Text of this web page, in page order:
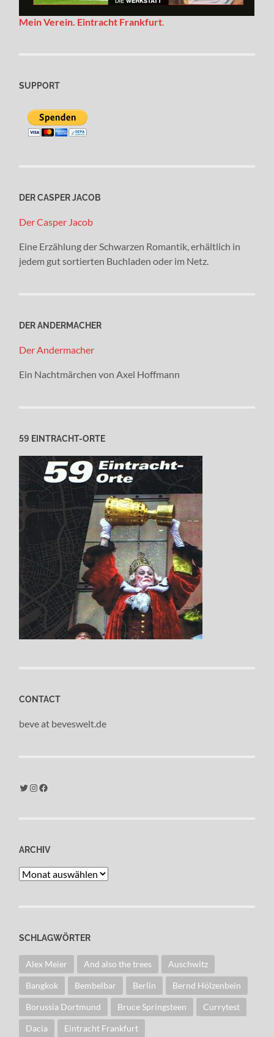
Mein Verein. Eintracht Frankfurt.
SUPPORT
DER CASPER JACOB
Der Casper Jacob
Eine Erzählung der Schwarzen Romantik, erhältlich in
jedem gut sortierten Buchladen oder im Netz.
DER ANDERMACHER
Der Andermacher
Ein Nachtmärchen von Axel Hoffmann
59 EINTRACHT-ORTE
CONTACT
beve at beveswelt.de
Twitter Instagram Facebook
ARCHIV
Archiv
SCHLAGWÖRTER
Alex Meier And also the trees Auschwitz
Bangkok Bembelbar Berlin Bernd Hölzenbein
Borussia Dortmund Bruce Springsteen Currytest
Dacia Eintracht Frankfurt